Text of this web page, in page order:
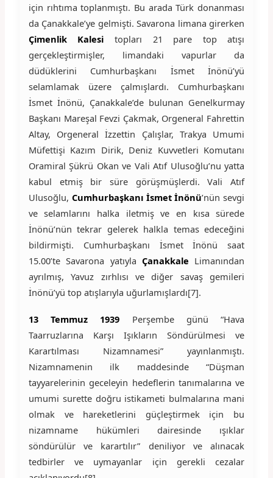
için rıhtıma toplanmıştı. Bu arada Türk donanması
da Çanakkale’ye gelmişti. Savarona limana girerken
Çimenlik Kalesi topları 21 pare top atışı
gerçekleştirmişler, limandaki vapurlar da
düdüklerini Cumhurbaşkanı İsmet İnönü’yü
selamlamak üzere çalmışlardı. Cumhurbaşkanı
İsmet İnönü, Çanakkale’de bulunan Genelkurmay
Başkanı Mareşal Fevzi Çakmak, Orgeneral Fahrettin
Altay, Orgeneral İzzettin Çalışlar, Trakya Umumi
Müfettişi Kazım Dirik, Deniz Kuvvetleri Komutanı
Oramiral Şükrü Okan ve Vali Atıf Ulusoğlu’nu yatta
kabul etmiş bir süre görüşmüşlerdi. Vali Atıf
Ulusoğlu, Cumhurbaşkanı İsmet İnönü’nün sevgi
ve selamlarını halka iletmiş ve en kısa sürede
İnönü’nün tekrar gelerek halkla temas edeceğini
bildirmişti. Cumhurbaşkanı İsmet İnönü saat
15.00’te Savarona yatıyla Çanakkale Limanından
ayrılmış, Yavuz zırhlısı ve diğer savaş gemileri
İnönü’yü top atışlarıyla uğurlamışlardı[7].
13 Temmuz 1939 Perşembe günü “Hava
Taarruzlarına Karşı Işıkların Söndürülmesi ve
Karartılması Nizamnamesi” yayınlanmıştı.
Nizamnamenin ilk maddesinde “Düşman
tayyarelerinin geceleyin hedeflerin tanımalarına ve
umumi surette doğru istikameti bulmalarına mani
olmak ve hareketlerini güçleştirmek için bu
nizamname hükümleri dairesinde ışıklar
söndürülür ve karartılır” deniliyor ve alınacak
tedbirler ve uymayanlar için gerekli cezalar